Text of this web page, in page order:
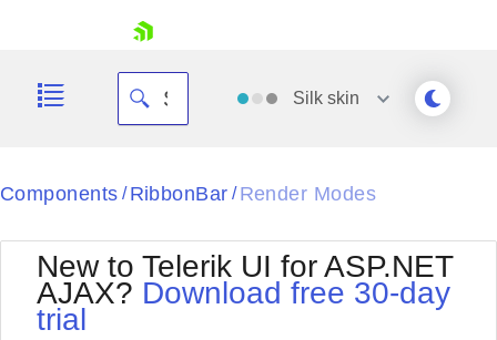
Silk skin
Black
BlackMetroTouch
Bootstrap
Default
Office2010Silver
Outlook
Components / RibbonBar / Render Modes
New to Telerik UI for ASP.NET
AJAX? Download free 30-day
trial